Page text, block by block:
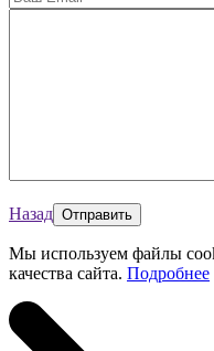
Назад
Мы используем файлы
качества сайта. Подробнее